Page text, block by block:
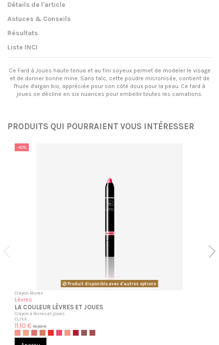
Détails de l'article
Astuces & Conseils
Résultats
Liste INCI
Ce Fard à Joues haute tenue et au fini soyeux permet de modeler le visage
et de donner bonne mine. Sans talc, cette poudre micronisée, contient de
l'huile d'argan bio, appréciée pour son côté doux pour la peau. Ce fard à
joues se décline en six nuances pour embellir toutes les carnations.
PRODUITS QUI POURRAIENT VOUS INTÉRESSER
-40%
Produit disponible avec d'autres options
Crayon lèvres
Lèvres
LA COULEUR LÈVRES ET JOUES
Crayon à lèvres et joues
CL1XX
11,10 € 18,50 €